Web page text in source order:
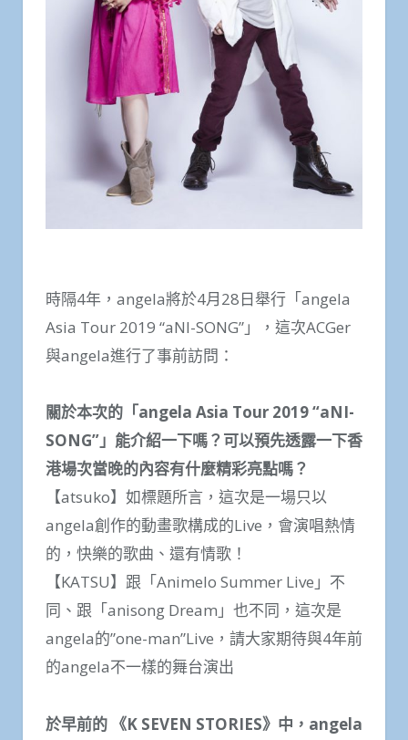
時隔4年，angela將於4月28日舉行「angela
Asia Tour 2019 “aNI-SONG”」，這次ACGer
與angela進行了事前訪問：
關於本次的「angela Asia Tour 2019 “aNI-
SONG”」能介紹一下嗎？可以預先透露一下香
港場次當晚的內容有什麼精彩亮點嗎？
【atsuko】如標題所言，這次是一場只以
angela創作的動畫歌構成的Live，會演唱熱情
的，快樂的歌曲、還有情歌！
【KATSU】跟「Animelo Summer Live」不
同、跟「anisong Dream」也不同，這次是
angela的”one-man”Live，請大家期待與4年前
的angela不一樣的舞台演出
於早前的 《K SEVEN STORIES》中，angela